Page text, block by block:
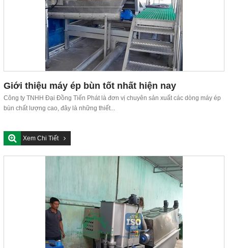
Giới thiệu máy ép bùn tốt nhất hiện nay
Công ty TNHH Đại Đồng Tiến Phát là đơn vị chuyên sản xuất các dòng máy ép
bùn chất lượng cao, đây là những thiết...
Xem Chi Tiết